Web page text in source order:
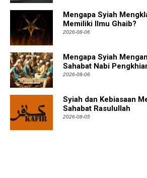
Mengapa Syiah
Memiliki Ilmu Ghaib?
2026-08-06
Mengapa Syiah
Sahabat Nabi
2026-08-06
Syiah dan Kebiasaan
Sahabat Rasulullah
2026-08-05